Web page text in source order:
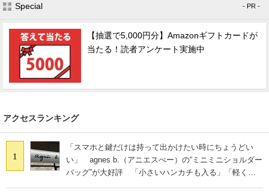
Special - PR -
【抽選で5,000円分】Amazonギフトカードが
当たる！読者アンケート実施中
アクセスランキング
1
「スマホと鍵だけは持って出かけたい時にちょうどい
い」 agnes b.（アニエスべー）の“ミニミニショルダー
バッグ”が大好評 「小さいハンカチも入る」「軽くて